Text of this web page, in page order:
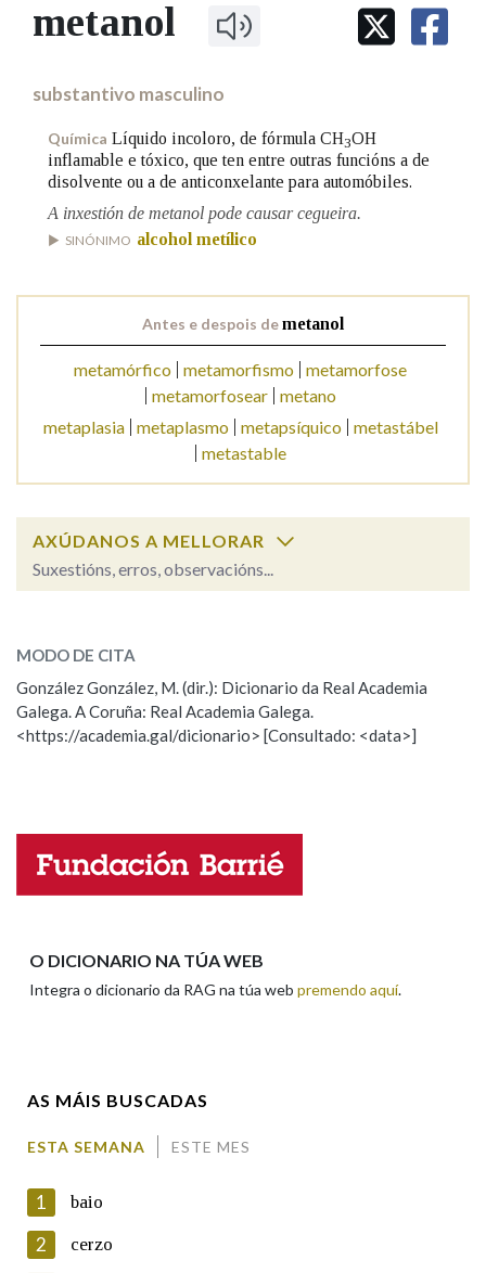
IDENTIDADE CORPORATIVA
MARCIAL DEL ADALID
FIGURAS HOMENAXEADAS
PRIMAVERA DAS LETRAS
PORTAL DAS PALABRAS
Facebook
TwitterYoutubeInstagram
Bluesky
BUSCAR NOS LEMAS
Remata por
Contén
BUSCAR NO CONTIDO
Nas definicións
Na fraseoloxía
Marcas gramaticais
LIMPAR
metanol
substantivo masculino
Química Líquido incoloro, de fórmula CH3OH
inflamable e tóxico, que ten entre outras funcións a de
disolvente ou a de anticonxelante para automóbiles.
A inxestión de metanol pode causar cegueira.
SINÓNIMO alcohol metílico
Antes e despois demetanol
metamórfico metamorfismo metamorfose
metamorfosear
metano
metaplasia
metaplasmo metapsíquico
metastábel
metastable
AXÚDANOS A MELLORAR
Suxestións, erros, observacións...
ESCOLLE UNHA OPCIÓN:
Observación Hai un erro na palabra
Propoño mellorar a definición
Nome
MODO DE CITA
González González, M. (dir.): Dicionario da Real Academia
Galega. A Coruña: Real Academia Galega.
<https://academia.gal/dicionario> [Consultado: <data>]
O DICIONARIO NA TÚA WEB
Integra o dicionario da RAG na túa web premendo aquí.
AS MÁIS BUSCADAS
ESTA SEMANA ESTE MES
1 baio
2 cerzo